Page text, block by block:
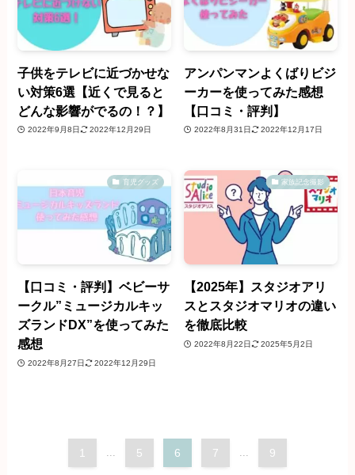
子供をテレビに近づかせな
い対策6選【近くで見ると
どんな影響がでるの！？】
2022年9月8日 2022年12月29日
アンパンマンよくばりビジ
ーカーを使ってみた感想
【口コミ・評判】
2022年8月31日 2022年12月17日
育児グッズ
【口コミ・評判】ベビーサ
ークル”ミュージカルキッ
ズランドDX”を使ってみた
感想
2022年8月27日 2022年12月29日
家族記念撮影
【2025年】スタジオアリ
スとスタジオマリオの違い
を徹底比較
2022年8月22日 2025年5月2日
1 ... 5 6 7 ... 9